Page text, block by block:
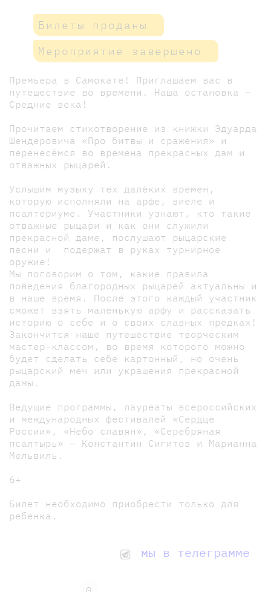
Билеты проданы
Мероприятие завершено
Премьера в Самокате! Приглашаем вас в
путешествие во времени. Наша остановка —
Средние века!
Прочитаем стихотворение из книжки Эдуарда
Шендеровича «Про битвы и сражения» и
перенесёмся во времена прекрасных дам и
отважных рыцарей.
Услышим музыку тех далёких времен,
которую исполняли на арфе, виеле и
псалтериуме. Участники узнают, кто такие
отважные рыцари и как они служили
прекрасной даме, послушают рыцарские
песни и подержат в руках турнирное
оружие!
Мы поговорим о том, какие правила
поведения благородных рыцарей актуальны и
в наше время. После этого каждый участник
сможет взять маленькую арфу и рассказать
историю о себе и о своих славных предках!
Закончится наше путешествие творческим
мастер-классом, во время которого можно
будет сделать себе картонный, но очень
рыцарский меч или украшения прекрасной
дамы.
Ведущие программы, лауреаты всероссийских
и международных фестивалей «Сердце
России», «Небо славян», «Серебряная
псалтырь» — Константин Сигитов и Марианна
Мельвиль.
6+
Билет необходимо приобрести только для
ребенка.
мы в телеграмме